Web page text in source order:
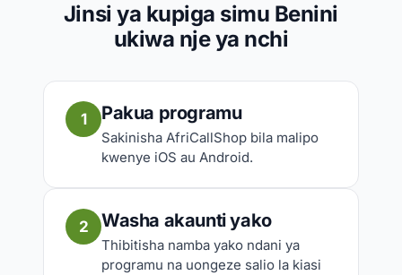
Jinsi ya kupiga simu Benini
ukiwa nje ya nchi
1 Pakua programu
Sakinisha AfriCallShop bila malipo
kwenye iOS au Android.
2 Washa akaunti yako
Thibitisha namba yako ndani ya
programu na uongeze salio la kiasi